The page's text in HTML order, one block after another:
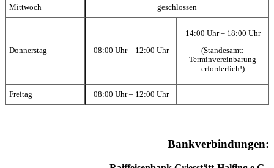
Mittwoch geschlossen
Donnerstag 08:00 Uhr – 12:00 Uhr
14:00 Uhr – 18:00 Uhr
(Standesamt:
Terminvereinbarung
erforderlich!)
Freitag 08:00 Uhr – 12:00 Uhr
Bankverbindungen: